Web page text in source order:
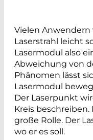
Vielen Anwendern
Laserstrahl leicht
Lasermodul also
Abweichung von
Phänomen lässt
Lasermodul
Der Laserpunkt
Kreis
große Rolle. Der
wo er es soll.